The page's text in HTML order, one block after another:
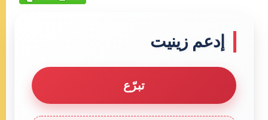
إدعم زينيت
تبرّع